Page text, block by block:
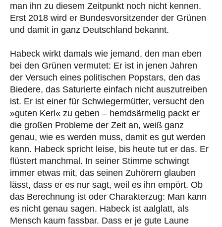
man ihn zu diesem Zeitpunkt noch nicht kennen.
Erst 2018 wird er Bundesvorsitzender der Grünen
und damit in ganz Deutschland bekannt.
Habeck wirkt damals wie jemand, den man eben
bei den Grünen vermutet: Er ist in jenen Jahren
der Versuch eines politischen Popstars, den das
Biedere, das Saturierte einfach nicht auszutreiben
ist. Er ist einer für Schwiegermütter, versucht den
»guten Kerl« zu geben – hemdsärmelig packt er
die großen Probleme der Zeit an, weiß ganz
genau, wie es werden muss, damit es gut werden
kann. Habeck spricht leise, bis heute tut er das. Er
flüstert manchmal. In seiner Stimme schwingt
immer etwas mit, das seinen Zuhörern glauben
lässt, dass er es nur sagt, weil es ihn empört. Ob
das Berechnung ist oder Charakterzug: Man kann
es nicht genau sagen. Habeck ist aalglatt, als
Mensch kaum fassbar. Dass er je gute Laune